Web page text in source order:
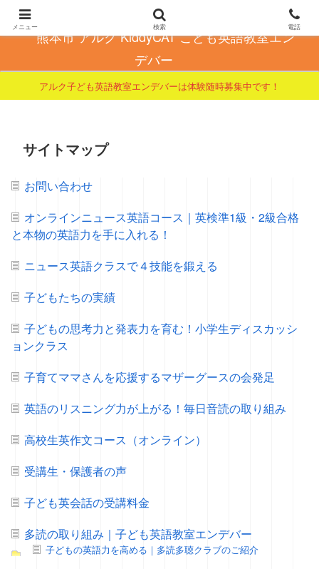
こども英会話で自信とやる気を育てる
熊本市 アルク KiddyCAT こども英語教室エン
デバー
アルク子ども英語教室エンデバーは体験随時募集中です！
サイトマップ
お問い合わせ
オンラインニュース英語コース｜英検準1級・2級合格
と本物の英語力を手に入れる！
ニュース英語クラスで４技能を鍛える
子どもたちの実績
子どもの思考力と発表力を育む！小学生ディスカッシ
ョンクラス
子育てママさんを応援するマザーグースの会発足
英語のリスニング力が上がる！毎日音読の取り組み
高校生英作文コース（オンライン）
受講生・保護者の声
子ども英会話の受講料金
多読の取り組み｜子ども英語教室エンデバー
子どもの英語力を高める｜多読多聴クラブのご紹介
メニュー 検索 電話